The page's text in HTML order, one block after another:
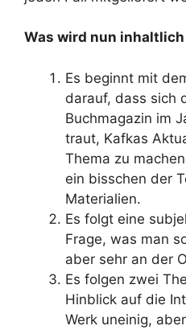
Was wird nun
Es beginnt mit
darauf, dass sich
Buchmagazin im
traut, Kafkas
Thema zu
ein bisschen der
Materialien.
Es folgt eine
Frage, was man
aber sehr an der
Es folgen zwei
Hinblick auf die
Werk uneinig,